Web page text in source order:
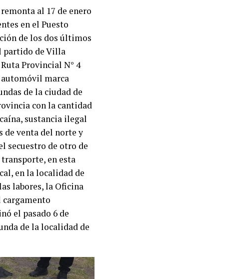
al 17 de enero
en el Puesto
de los dos últimos
partido de Villa
Provincial N° 4
automóvil marca
de la ciudad de
con la cantidad
sustancia ilegal
de venta del norte y
secuestro de otro de
en esta
en la localidad de
labores, la Oficina
el pasado 6 de
de la localidad de